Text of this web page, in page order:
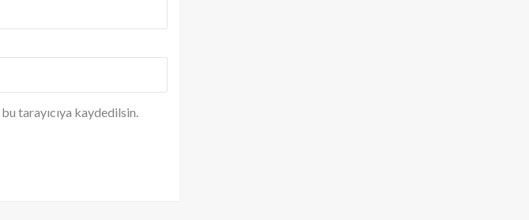
tarayıcıya kaydedilsin.